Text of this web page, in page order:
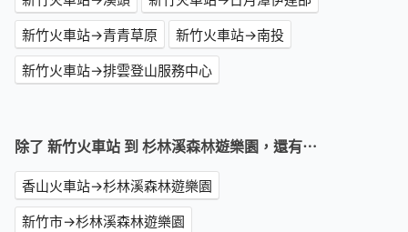
新竹火車站→青青草原
新竹火車站→南投
新竹火車站→排雲登山服務中心
除了 新竹火車站 到 杉林溪森林遊樂園，還有⋯
香山火車站→杉林溪森林遊樂園
新竹市→杉林溪森林遊樂園